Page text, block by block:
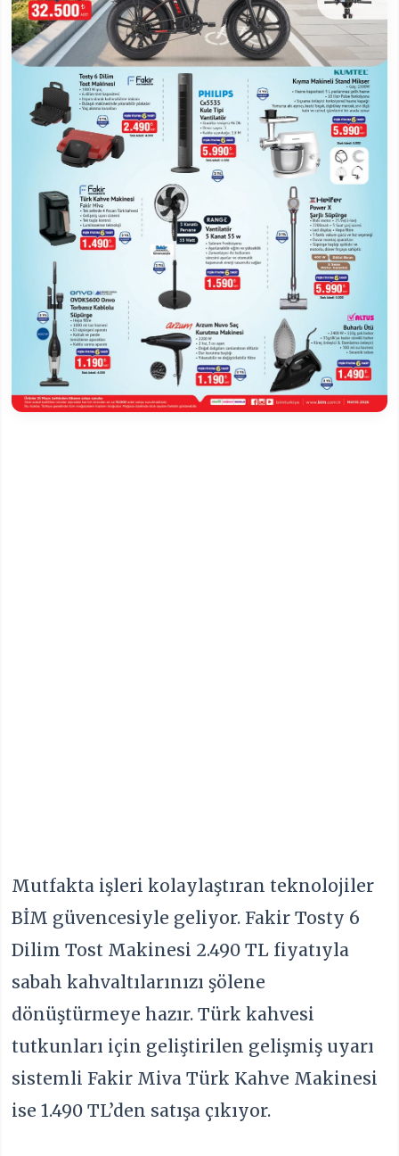
Mutfakta işleri kolaylaştıran teknolojiler
BİM güvencesiyle geliyor. Fakir Tosty 6
Dilim Tost Makinesi 2.490 TL fiyatıyla
sabah kahvaltılarınızı şölene
dönüştürmeye hazır. Türk kahvesi
tutkunları için geliştirilen gelişmiş uyarı
sistemli Fakir Miva Türk Kahve Makinesi
ise 1.490 TL’den satışa çıkıyor.